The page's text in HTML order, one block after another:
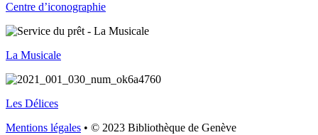
Centre d’iconographie
La Musicale
Les Délices
Mentions légales • © 2023 Bibliothèque de Genève